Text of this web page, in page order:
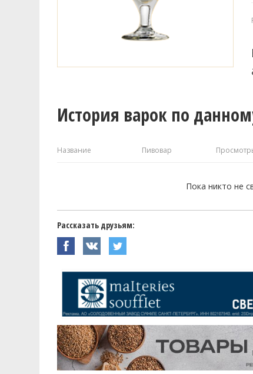
История варок по
Название Пивовар
Пока никто не
Рассказать друзьям: